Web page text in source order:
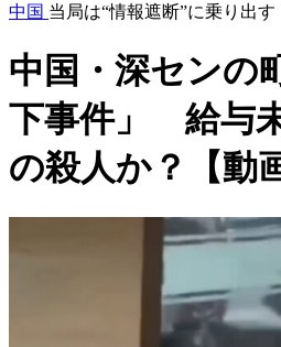
中国 当局は“情報遮断”に乗り出す
中国・深センの
下事件」 給与
の殺人か？【動